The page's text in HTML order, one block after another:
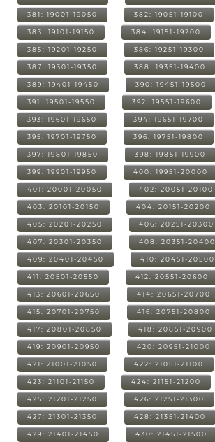
381: 19001-19050 382: 19051-19100
383: 19101-19150 384: 19151-19200
385: 19201-19250 386: 19251-19300
387: 19301-19350 388: 19351-19400
389: 19401-19450 390: 19451-19500
391: 19501-19550 392: 19551-19600
393: 19601-19650 394: 19651-19700
395: 19701-19750 396: 19751-19800
397: 19801-19850 398: 19851-19900
399: 19901-19950 400: 19951-20000
401: 20001-20050 402: 20051-20100
403: 20101-20150 404: 20151-20200
405: 20201-20250 406: 20251-20300
407: 20301-20350 408: 20351-20400
409: 20401-20450 410: 20451-20500
411: 20501-20550 412: 20551-20600
413: 20601-20650 414: 20651-20700
415: 20701-20750 416: 20751-20800
417: 20801-20850 418: 20851-20900
419: 20901-20950 420: 20951-21000
421: 21001-21050 422: 21051-21100
423: 21101-21150 424: 21151-21200
425: 21201-21250 426: 21251-21300
427: 21301-21350 428: 21351-21400
429: 21401-21450 430: 21451-21500